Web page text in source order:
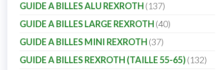
GUIDE A BILLES ALU REXROTH 137
GUIDE A BILLES LARGE REXROTH 40
GUIDE A BILLES MINI REXROTH 37
GUIDE A BILLES REXROTH (TAILLE 55-65) 132